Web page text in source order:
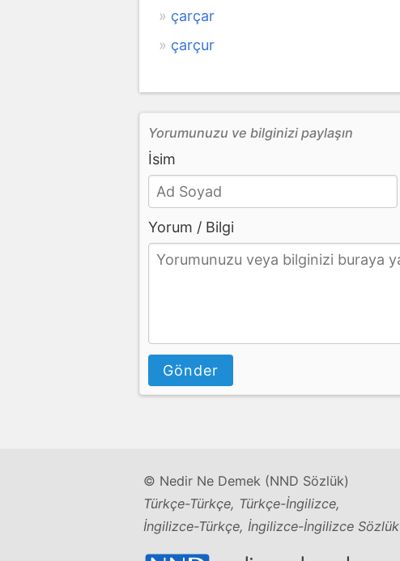
çarçar
çarçur
Yorumunuzu ve bilginizi paylaşın
İsim
Yorum / Bilgi
Gönder
© Nedir Ne Demek (NND Sözlük)
Türkçe-Türkçe, Türkçe-İngilizce,
İngilizce-Türkçe, İngilizce-İngilizce Sözlük